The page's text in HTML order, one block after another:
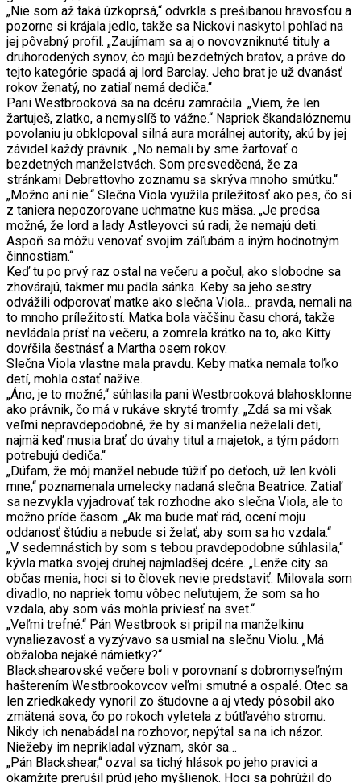
„Nie som až taká úzkoprsá,“ odvrkla s prešibanou hravosťou a
pozorne si krájala jedlo, takže sa Nickovi naskytol pohľad na
jej pôvabný profil. „Zaujímam sa aj o novovzniknuté tituly a
druhorodených synov, čo majú bezdetných bratov, a práve do
tejto kategórie spadá aj lord Barclay. Jeho brat je už dvanásť
rokov ženatý, no zatiaľ nemá dediča.“
Pani Westbrooková sa na dcéru zamračila. „Viem, že len
žartuješ, zlatko, a nemyslíš to vážne.“ Napriek škandalóznemu
povolaniu ju obklopoval silná aura morálnej autority, akú by jej
závidel každý právnik. „No nemali by sme žartovať o
bezdetných manželstvách. Som presvedčená, že za
stránkami Debrettovho zoznamu sa skrýva mnoho smútku.“
„Možno ani nie.“ Slečna Viola využila príležitosť ako pes, čo si
z taniera nepozorovane uchmatne kus mäsa. „Je predsa
možné, že lord a lady Astleyovci sú radi, že nemajú deti.
Aspoň sa môžu venovať svojim záľubám a iným hodnotným
činnostiam.“
Keď tu po prvý raz ostal na večeru a počul, ako slobodne sa
zhovárajú, takmer mu padla sánka. Keby sa jeho sestry
odvážili odporovať matke ako slečna Viola… pravda, nemali na
to mnoho príležitostí. Matka bola väčšinu času chorá, takže
nevládala prísť na večeru, a zomrela krátko na to, ako Kitty
dovŕšila šestnásť a Martha osem rokov.
Slečna Viola vlastne mala pravdu. Keby matka nemala toľko
detí, mohla ostať nažive.
„Áno, je to možné,“ súhlasila pani Westbrooková blahosklonne
ako právnik, čo má v rukáve skryté tromfy. „Zdá sa mi však
veľmi nepravdepodobné, že by si manželia neželali deti,
najmä keď musia brať do úvahy titul a majetok, a tým pádom
potrebujú dediča.“
„Dúfam, že môj manžel nebude túžiť po deťoch, už len kvôli
mne,“ poznamenala umelecky nadaná slečna Beatrice. Zatiaľ
sa nezvykla vyjadrovať tak rozhodne ako slečna Viola, ale to
možno príde časom. „Ak ma bude mať rád, ocení moju
oddanosť štúdiu a nebude si želať, aby som sa ho vzdala.“
„V sedemnástich by som s tebou pravdepodobne súhlasila,“
kývla matka svojej druhej najmladšej dcére. „Lenže city sa
občas menia, hoci si to človek nevie predstaviť. Milovala som
divadlo, no napriek tomu vôbec neľutujem, že som sa ho
vzdala, aby som vás mohla priviesť na svet.“
„Veľmi trefné.“ Pán Westbrook si pripil na manželkinu
vynaliezavosť a vyzývavo sa usmial na slečnu Violu. „Má
obžaloba nejaké námietky?“
Blackshearovské večere boli v porovnaní s dobromyseľným
hašterením Westbrookovcov veľmi smutné a ospalé. Otec sa
len zriedkakedy vynoril zo študovne a aj vtedy pôsobil ako
zmätená sova, čo po rokoch vyletela z bútľavého stromu.
Nikdy ich nenabádal na rozhovor, nepýtal sa na ich názor.
Niežeby im neprikladal význam, skôr sa…
„Pán Blackshear,“ ozval sa tichý hlások po jeho pravici a
okamžite prerušil prúd jeho myšlienok. Hoci sa pohrúžil do